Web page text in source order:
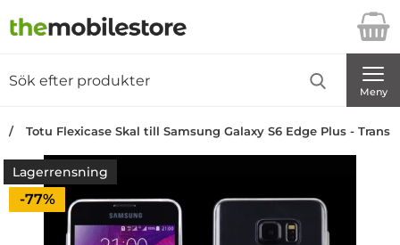
Startsidan för Danira Telecom AB
Meny
Totu Flexicase Skal till Samsung Galaxy S6 Edge Plus -
Lagerrensning
Priset är nedsatt med
-77%